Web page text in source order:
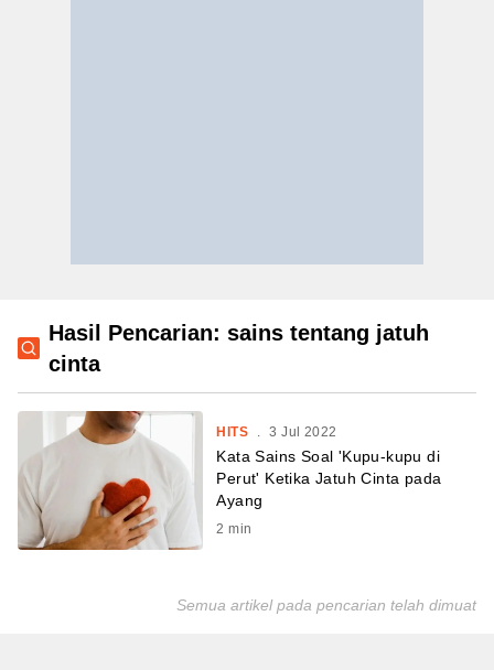
Hasil Pencarian: sains tentang jatuh
cinta
HITS . 3 Jul 2022
Kata Sains Soal 'Kupu-kupu di
Perut' Ketika Jatuh Cinta pada
Ayang
2 min
Semua artikel pada pencarian telah dimuat